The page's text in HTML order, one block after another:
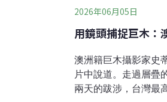
2026年06月05日
用鏡頭捕捉巨木：
澳洲籍巨木攝影家史
片中說道。走過層疊
兩天的跋涉，台灣最